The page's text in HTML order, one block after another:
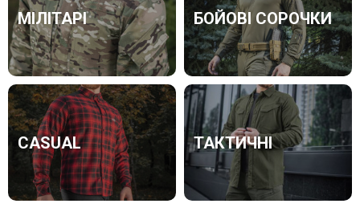
МІЛІТАРІ БОЙОВІ СОРОЧКИ
CASUAL ТАКТИЧНІ